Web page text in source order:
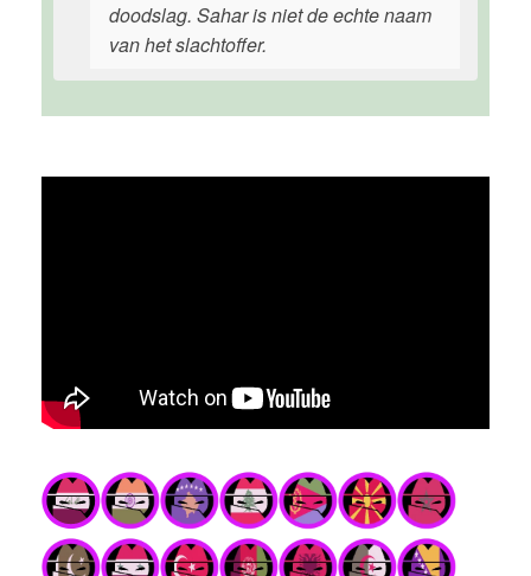
doodslag. Sahar is niet de echte naam
van het slachtoffer.